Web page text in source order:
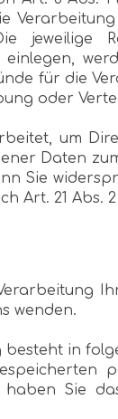
einlegen,
für die
oder
um
Daten
Sie
Art. 21 Abs. 2
wenden.
besteht in
Sie